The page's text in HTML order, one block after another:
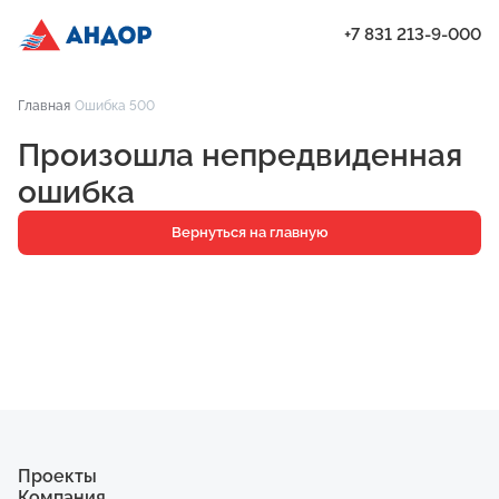
Проекты
Квартиры
Паркинг
Кладовые
+7 831 213-9-000
Главная Ошибка 500
Произошла непредвиденная
ошибка
Вернуться на главную
Проекты